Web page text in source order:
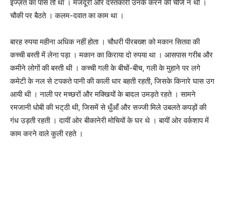
इज्ज़त का पास तो था । मजदूरी और दस्तकारी उनके करने की चीजें न थीं ।
चौकी पर बैठते । कलम-दवात का काम था ।
बारह रुपया महीना अधिक नहीं होता । चौधरी पीरबख्श को मकान सितवा की
कच्ची बस्ती में लेना पड़ा । मकान का किराया दो रुपया था । आसपास गरीब और
कमीने लोगों की बस्ती थी । कच्ची गली के बीचों-बीच, गली के मुहाने पर लगे
कमेटी के नल से टपकते पानी की काली धार बहती रहती, जिसके किनारे घास उग
आयी थी । नाली पर मच्छरों और मक्खियों के बादल उमड़ते रहते । सामने
रमजानी धोबी की भट्‌ठी थी, जिसमें से धुँआँ और सज्जी मिले उबलते कपड़ों की
गंध उड़ती रहती । दायीं ओर बीकानेरी मोचियों के घर थे । बायीं ओर वर्कशाप में
काम करने वाले कुली रहते ।